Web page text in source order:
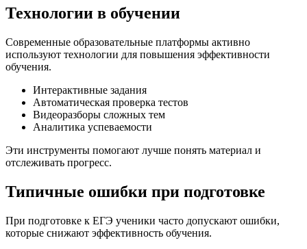
Технологии в обучении
Современные образовательные платформы активно
используют технологии для повышения эффективности
обучения.
Интерактивные задания
Автоматическая проверка тестов
Видеоразборы сложных тем
Аналитика успеваемости
Эти инструменты помогают лучше понять материал и
отслеживать прогресс.
Типичные ошибки при подготовке
При подготовке к ЕГЭ ученики часто допускают ошибки,
которые снижают эффективность обучения.